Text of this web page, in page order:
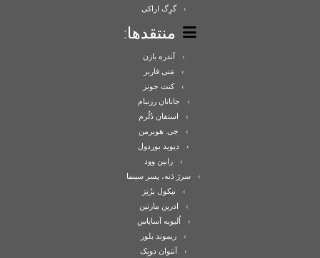
گرِگ اراکی
منتقدها:
آندره بازن
مَنی فاربر
کنت جونز
جاناتان رزنبام
استفان دُلُرم
جی. هوبرمن
دیوید بوردول
رابین وود
سرژ دَنه، پسر سینما
نیکول برُنِز
ادرین مارتین
اُلیویه آسایاس
ریموند بلور
آنتوان دوبِک